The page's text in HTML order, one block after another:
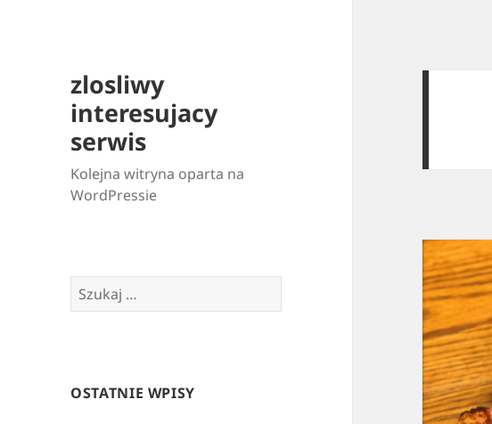
zlosliwy
interesujacy
serwis
Kolejna witryna oparta na
WordPressie
Szukaj:
OSTATNIE WPISY